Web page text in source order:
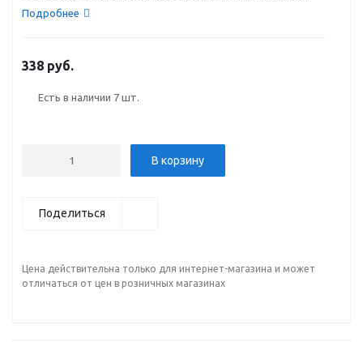
Подробнее
338 руб.
Есть в наличии 7 шт.
В корзину
Поделиться
Цена действительна только для интернет-магазина и может
отличаться от цен в розничных магазинах